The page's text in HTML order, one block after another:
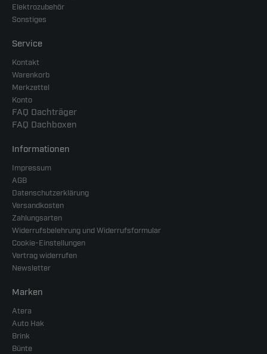
Elektrozubehör
Sonstiges
Service
Kontakt
Warenkorb
Merkzettel
Konto
FAQ Dachträger
FAQ Dachboxen
Informationen
Impressum
AGB
Datenschutzerklärung
Versandkosten
Zahlungsarten
Widerrufsbelehrung und Widerrufsformular
Cookie-Einstellungen
Vertrag widerrufen
Newsletter
Marken
Atera
Auto Hak
Brink
Bünte